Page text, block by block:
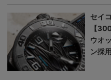
セイ
【
ウオ
ン採